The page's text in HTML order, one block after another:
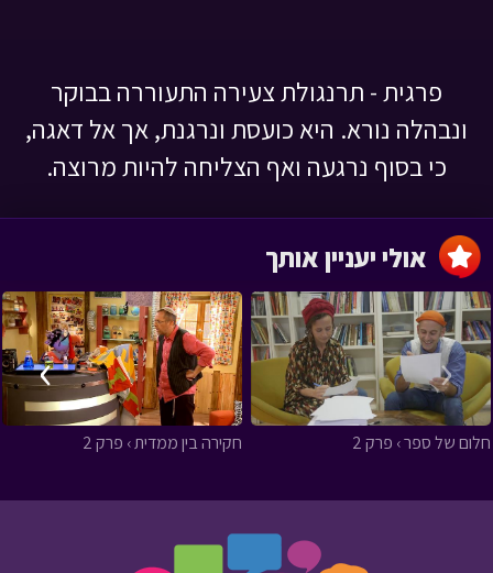
פרגית - תרנגולת צעירה התעוררה בבוקר
ונבהלה נורא. היא כועסת ונרגנת, אך אל דאגה,
כי בסוף נרגעה ואף הצליחה להיות מרוצה.
חלום של ספר › פרק 2 חקירה בין ממדית › פרק 2
‹
›